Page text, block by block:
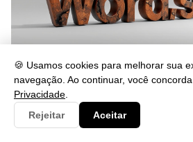
🍪 Usamos cookies para melhorar sua
navegação. Ao continuar, você
Privacidade
Rejeitar
Aceitar
Cabalmente Significado: Entenda
26/05/2026 às 23:46